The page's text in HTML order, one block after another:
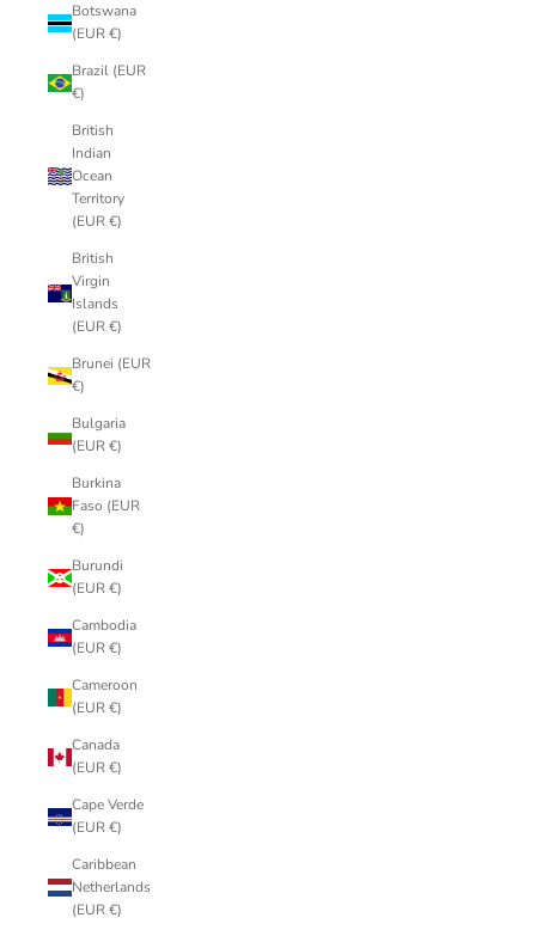
Botswana
(EUR €)
Brazil (EUR
€)
British
Indian
Ocean
Territory
(EUR €)
British
Virgin
Islands
(EUR €)
Brunei (EUR
€)
Bulgaria
(EUR €)
Burkina
Faso (EUR
€)
Burundi
(EUR €)
Cambodia
(EUR €)
Cameroon
(EUR €)
Canada
(EUR €)
Cape Verde
(EUR €)
Caribbean
Netherlands
(EUR €)